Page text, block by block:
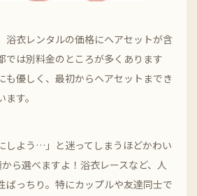
浴衣レンタルの価格にヘアセットが含
では別料金のところが多くあります
も優しく、最初からヘアセットまでき
す。
しよう…」と迷ってしまうほどかわい
ら選べますよ！浴衣レースなど、人
ばっちり。特にカップルや友達同士で